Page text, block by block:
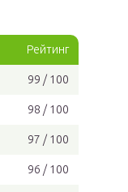
Рейтинг
99 / 100
98 / 100
97 / 100
96 / 100